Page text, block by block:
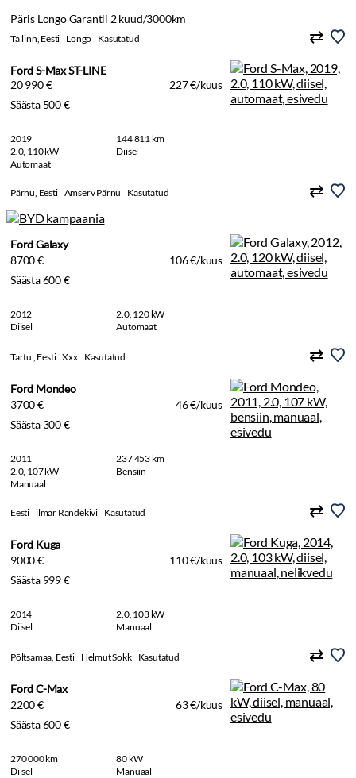
Päris Longo Garantii 2 kuud/3000km
Tallinn, Eesti Longo Kasutatud
Ford S-Max ST-LINE
20 990 €
227 €/kuus
Säästa 500 €
2019
144 811 km
2.0, 110 kW
Diisel
Automaat
Pärnu, Eesti Amserv Pärnu Kasutatud
Ford Galaxy
8700 €
106 €/kuus
Säästa 600 €
2012
2.0, 120 kW
Diisel
Automaat
Tartu , Eesti Xxx Kasutatud
Ford Mondeo
3700 €
46 €/kuus
Säästa 300 €
2011
237 453 km
2.0, 107 kW
Bensiin
Manuaal
Eesti ilmar Randekivi Kasutatud
Ford Kuga
9000 €
110 €/kuus
Säästa 999 €
2014
2.0, 103 kW
Diisel
Manuaal
Põltsamaa, Eesti Helmut Sokk Kasutatud
Ford C-Max
2200 €
63 €/kuus
Säästa 600 €
270 000 km
80 kW
Diisel
Manuaal